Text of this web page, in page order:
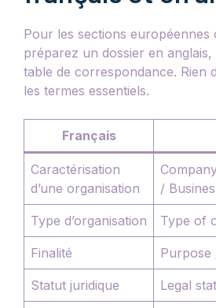
Pour les sections européennes
préparez un dossier en
table de correspondance. Rien
les termes essentiels.
Français
Caractérisation
d’une organisation
/
Type d’organisation Type of
Finalité Purpose
Statut juridique Legal